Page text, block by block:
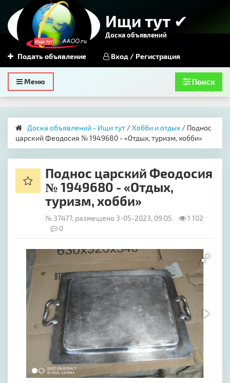
Ищи тут ✔
Доска объявлений
Подать объявление Вход / Регистрация
Toggle
navigation
Меню Поиск
Доска объявлений - Ищи тут /Хобби и отдых / Поднос
царский Феодосия № 1949680 - «Отдых, туризм, хобби»
Поднос царский Феодосия
№ 1949680 - «Отдых,
туризм, хобби»
№ 37477, размещено 3-05-2023, 09:05
1 102
0